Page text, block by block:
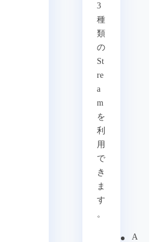
3
種
類
の
St
re
a
m
を
利
用
で
き
ま
す
。
A